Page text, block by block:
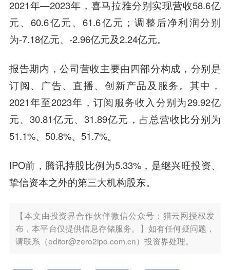
2021年—2023年，喜马拉雅分别实现营收58.6亿
元、60.6亿元、61.6亿元；调整后净利润分别
为-7.18亿元、-2.96亿元及2.24亿元。
报告期内，公司营收主要由四部分构成，分别是
订阅、广告、直播、创新产品及服务。其中，
2021年至2023年，订阅服务收入分别为29.92亿
元、30.81亿元、31.89亿元，占总营收比分别为
51.1%、50.8%、51.7%。
IPO前，腾讯持股比例为5.33%，是继兴旺投资、
挚信资本之外的第三大机构股东。
【本文由投资界合作伙伴微信公众号：猎云网授权发
布，本平台仅提供信息存储服务。】如有任何疑问题，
请联系（editor@zero2ipo.com.cn）投资界处理。